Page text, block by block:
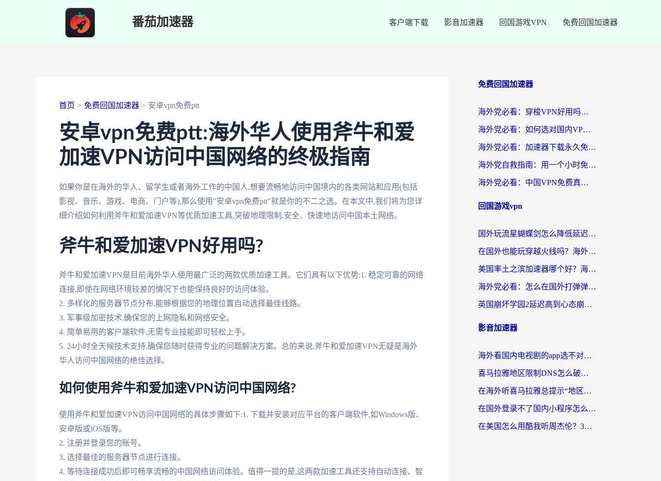
番茄加速器 客户端下载 影音加速器 回国游戏VPN 免费回国加速器
首页 免费回国加速器 安卓vpn免费ptt
安卓vpn免费ptt:海外华人使用斧牛和爱
加速VPN访问中国网络的终极指南
如果你是在海外的华人、留学生或者海外工作的中国人,想要流畅地访问中国境内的各类网站和应用(包括
影视、音乐、游戏、电商、门户等),那么使用"安卓vpn免费ptt"就是你的不二之选。在本文中,我们将为您详
细介绍如何利用斧牛和爱加速VPN等优质加速工具,突破地理限制,安全、快速地访问中国本土网络。
斧牛和爱加速VPN好用吗?
斧牛和爱加速VPN是目前海外华人使用最广泛的两款优质加速工具。它们具有以下优势:1. 稳定可靠的网络
连接,即使在网络环境较差的情况下也能保持良好的访问体验。
2. 多样化的服务器节点分布,能够根据您的地理位置自动选择最佳线路。
3. 军事级加密技术,确保您的上网隐私和网络安全。
4. 简单易用的客户端软件,无需专业技能即可轻松上手。
5. 24小时全天候技术支持,确保您随时获得专业的问题解决方案。总的来说,斧牛和爱加速VPN无疑是海外
华人访问中国网络的绝佳选择。
如何使用斧牛和爱加速VPN访问中国网络?
使用斧牛和爱加速VPN访问中国网络的具体步骤如下:1. 下载并安装对应平台的客户端软件,如Windows版、
安卓版或iOS版等。
2. 注册并登录您的账号。
3. 选择最佳的服务器节点进行连接。
4. 等待连接成功后即可畅享流畅的中国网络访问体验。值得一提的是,这两款加速工具还支持自动连接、智
免费回国加速器
海外党必看：穿梭VPN好用吗？和云帆VPN对比哪个回国效果更好？附真实测评+避坑指南
海外党必看：如何选对国内VPN，实现无缝访问国内资源？
海外党必看：加速器下载永久免费版真的存在吗？教你无缝访问国内资源的正确姿势
海外党自救指南：用一个小时免费加速器，轻松打破国内资源访问壁垒？
海外党必看：中国VPN免费真的靠谱吗？手把手教你选对回国加速器
回国游戏vpn
国外玩流星蝴蝶剑怎么降低延迟？海外党必看的加速秘籍（含欧洲鸣潮&彩虹岛优化攻略）
在国外也能玩穿越火线吗？海外玩家国服游戏畅玩终极指南
美国率土之滨加速器哪个好？海外党国服游戏畅玩终极指南（附多游戏解决方案）
海外党必看：怎么在国外打弹弹堂不卡？番茄加速器亲测指南
英国崩坏学园2延迟高到心态崩？海外党国服游戏加速终极指南
影音加速器
海外看国内电视剧的app选不对？这份回国加速器避坑指南帮你流畅追剧
喜马拉雅地区限制DNS怎么破？海外党听国内音乐听书的终极解决方案
在海外听喜马拉雅总提示“地区限制”？3步轻松解除+听国内音乐全攻略
在国外登录不了国内小程序怎么办？选对回国加速器，轻松解锁国内资源
在美国怎么用酷我听周杰伦？3步搞定海外听歌难题